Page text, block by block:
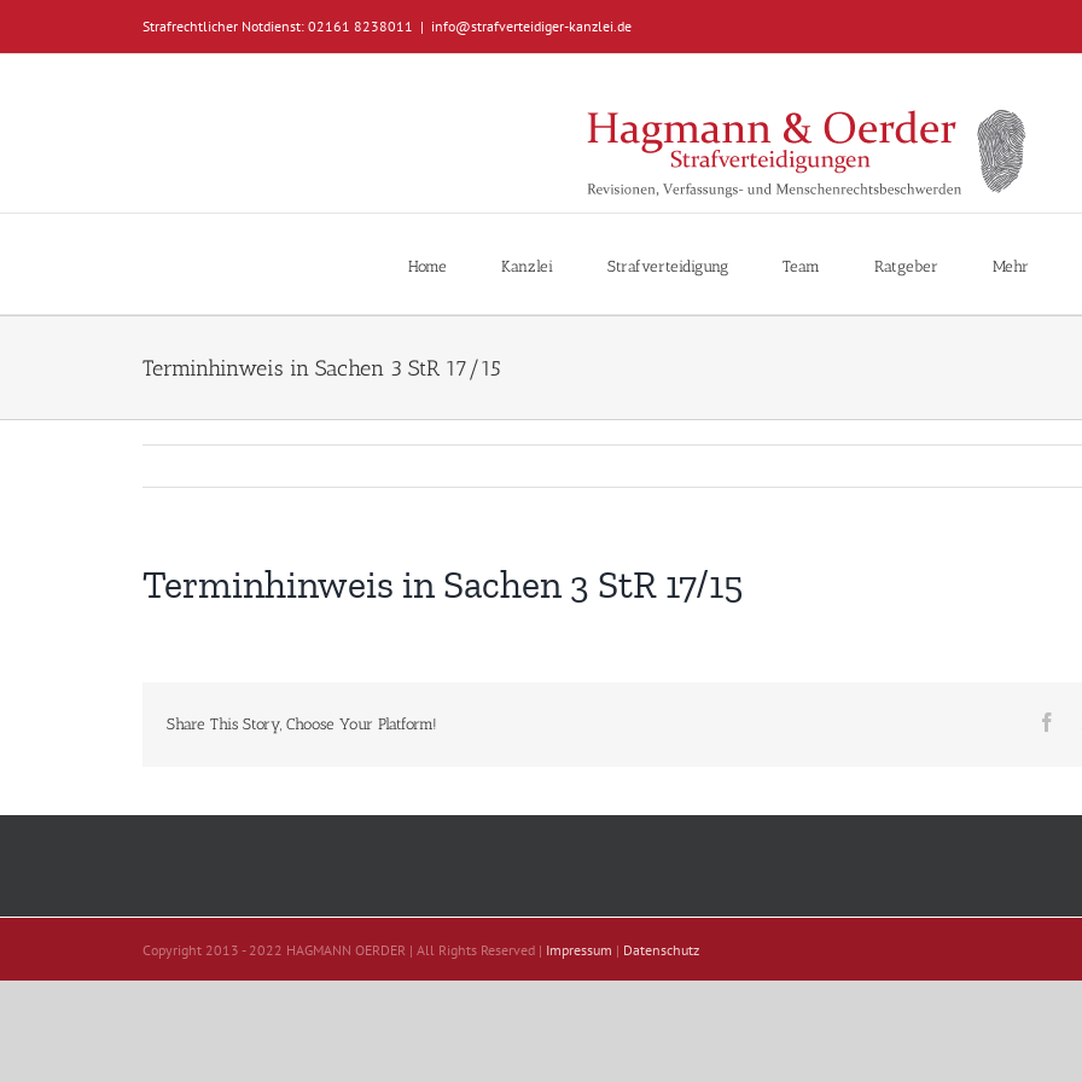
springen
Strafrechtlicher Notdienst: 02161 8238011 | info@strafverteidiger-kanzlei.de
Home Kanzlei Strafverteidigung Team Ratgeber Mehr
Terminhinweis in Sachen 3 StR 17/15
Terminhinweis in Sachen 3 StR 17/15
Share This Story, Choose Your Platform!
Copyright 2013 - 2022 HAGMANN OERDER | All Rights Reserved | Impressum | Datenschutz